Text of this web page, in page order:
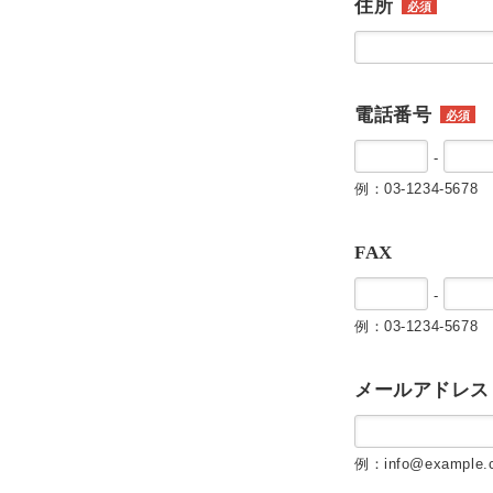
住所 必須
電話番号 必須
-
例：03-1234-5678
FAX
-
例：03-1234-5678
メールアドレス
例：